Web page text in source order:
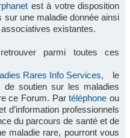
est à votre disposition
une maladie donnée ainsi
existantes.
parmi toutes ces
Rares Info Services, le
de soutien sur les maladies
ce Forum. Partéléphone ou
d’information professionnels
du parcours de santé et de
maladie rare, pourront vous